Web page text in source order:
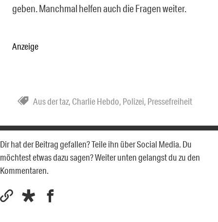
geben. Manchmal helfen auch die Fragen weiter.
Anzeige
Aus der taz, Charlie Hebdo, Polizei, Pressefreiheit
Dir hat der Beitrag gefallen? Teile ihn über Social Media. Du
möchtest etwas dazu sagen? Weiter unten gelangst du zu den
Kommentaren.